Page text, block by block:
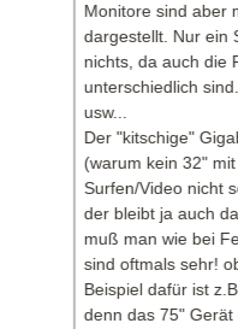
Monitore sind aber
dargestellt. Nur ein
nichts, da auch die
unterschiedlich
usw...
Der "kitschige"
(warum kein 32"
Surfen/Video nicht
der bleibt ja auch
muß man wie bei
sind oftmals sehr!
Beispiel dafür ist
denn das 75"